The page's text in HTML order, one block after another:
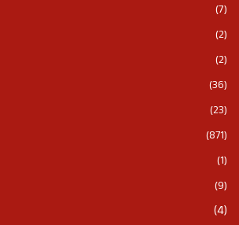
(7)
(2)
(2)
(36)
(23)
(871)
(1)
(9)
(4)